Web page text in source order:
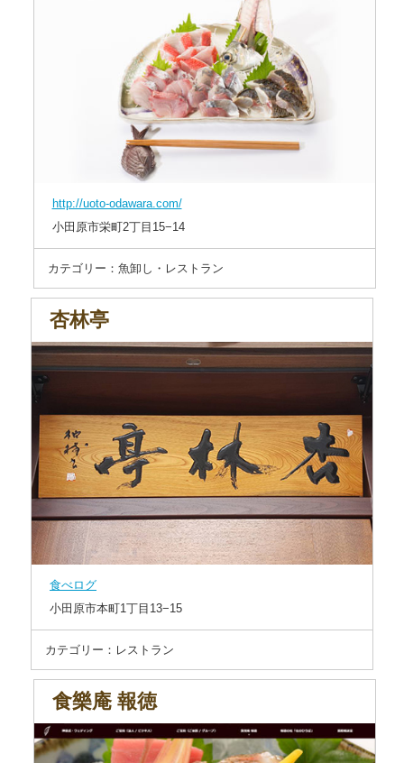
http://uoto-odawara.com/
小田原市栄町2丁目15−14
カテゴリー：魚卸し・レストラン
杏林亭
食べログ
小田原市本町1丁目13−15
カテゴリー：レストラン
食樂庵 報徳